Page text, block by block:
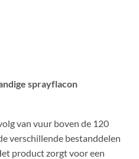
sprayflacon
van vuur boven de 120
verschillende bestanddelen
product zorgt voor een